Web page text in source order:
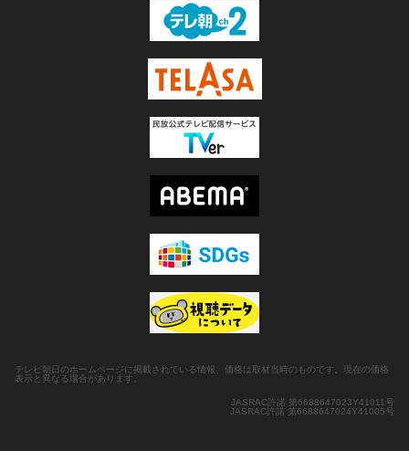
テレビ朝日のホームページに掲載されている情報、価格は取材当時のものです。現在の価格
表示と異なる場合があります。
JASRAC許諾 第6688647023Y41011号
JASRAC許諾 第6688647024Y41005号